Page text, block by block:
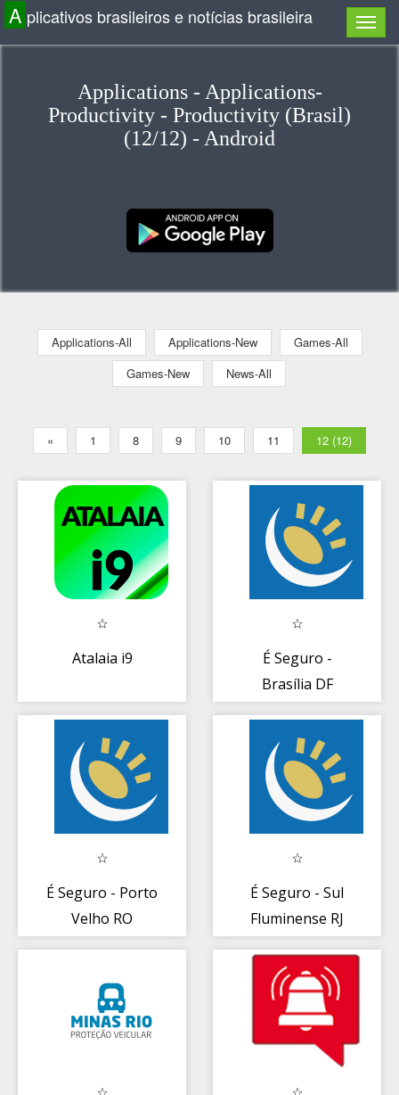
A plicativos brasileiros e notícias brasileira
Applications - Applications-
Productivity - Productivity (Brasil)
(12/12) - Android
Applications-All Applications-New
Games-All
Games-New
News-All
« 1 8 9 10 11 12 (12)
Atalaia i9
É Seguro -
Brasília DF
É Seguro - Porto
Velho RO
É Seguro - Sul
Fluminense RJ